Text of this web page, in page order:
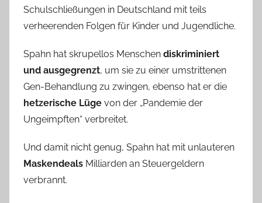
Schulschließungen in Deutschland mit teils
verheerenden Folgen für Kinder und Jugendliche.
Spahn hat skrupellos Menschen diskriminiert
und ausgegrenzt, um sie zu einer umstrittenen
Gen-Behandlung zu zwingen, ebenso hat er die
hetzerische Lüge von der „Pandemie der
Ungeimpften“ verbreitet.
Und damit nicht genug, Spahn hat mit unlauteren
Maskendeals Milliarden an Steuergeldern
verbrannt.